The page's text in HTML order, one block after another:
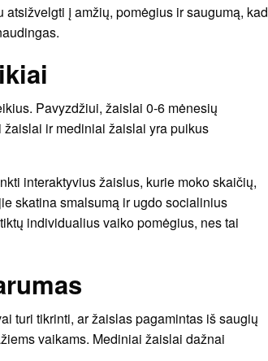
į amžių, pomėgius ir saugumą, kad
Pavyzdžiui, žaislai 0-6 mėnesių
ir mediniai žaislai yra puikus
interaktyvius žaislus, kurie moko skaičių,
skatina smalsumą ir ugdo socialinius
individualius vaiko pomėgius, nes tai
turi tikrinti, ar žaislas pagamintas iš saugių
vaikams. Mediniai žaislai dažnai